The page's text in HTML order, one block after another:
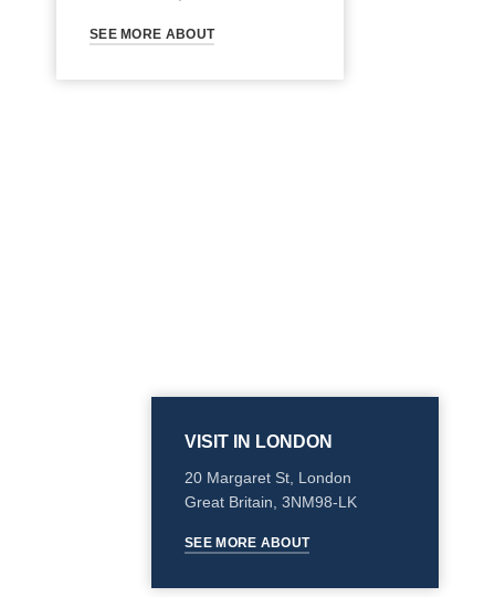
SEE MORE ABOUT
VISIT IN LONDON
20 Margaret St, London
Great Britain, 3NM98-LK
SEE MORE ABOUT